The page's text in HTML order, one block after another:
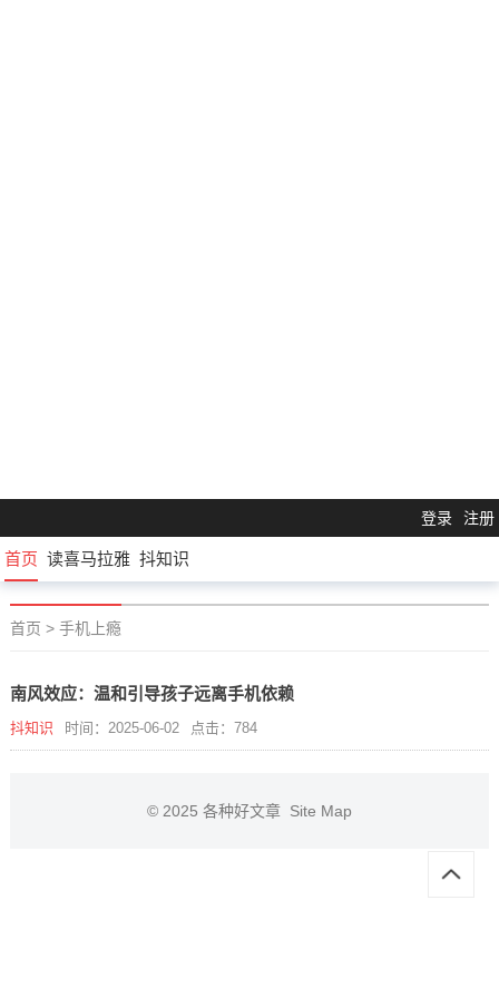
登录 注册
首页 读喜马拉雅 抖知识
首页 > 手机上瘾
南风效应：温和引导孩子远离手机依赖
抖知识 时间：2025-06-02 点击：784
© 2025 各种好文章 Site Map